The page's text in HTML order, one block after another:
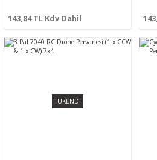
143,84 TL Kdv Dahil
TÜKENDİ